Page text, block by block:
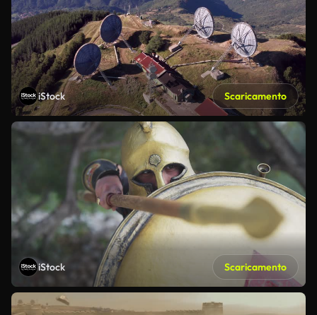
iStock Scaricamento
iStock Scaricamento